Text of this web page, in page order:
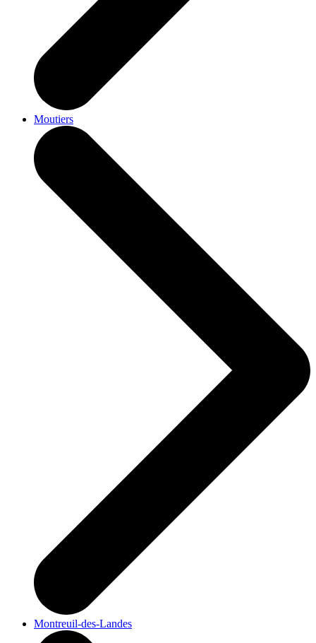
Moutiers
Montreuil-des-Landes